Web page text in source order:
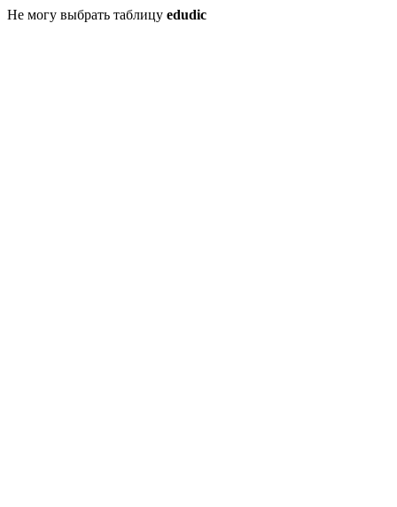
Не могу выбрать таблицу edudic